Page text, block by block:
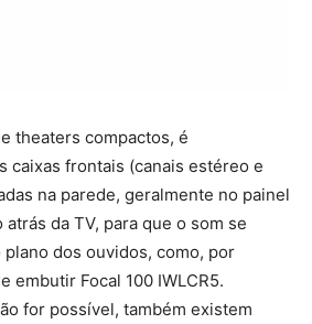
theaters compactos, é
caixas frontais (canais estéreo e
na parede, geralmente no painel
da TV, para que o som se
dos ouvidos, como, por
embutir Focal 100 IWLCR5.
for possível, também existem